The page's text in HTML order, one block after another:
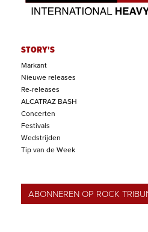
STORY'S
Markant
Nieuwe releases
Re-releases
ALCATRAZ BASH
Concerten
Festivals
Wedstrijden
Tip van de Week
ABONNEREN OP ROCK